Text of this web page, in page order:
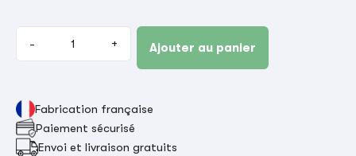
- + Ajouter au panier
Fabrication française
Paiement sécurisé
Envoi et livraison gratuits